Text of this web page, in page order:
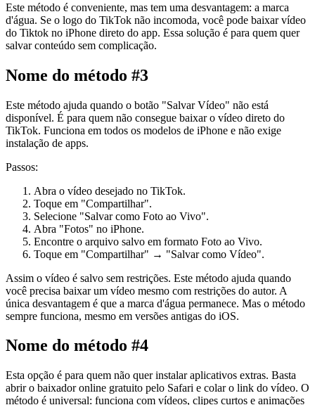
Este método é conveniente, mas tem uma desvantagem: a marca
d'água. Se o logo do TikTok não incomoda, você pode baixar vídeo
do Tiktok no iPhone direto do app. Essa solução é para quem quer
salvar conteúdo sem complicação.
Nome do método #3
Este método ajuda quando o botão "Salvar Vídeo" não está
disponível. É para quem não consegue baixar o vídeo direto do
TikTok. Funciona em todos os modelos de iPhone e não exige
instalação de apps.
Passos:
Abra o vídeo desejado no TikTok.
Toque em "Compartilhar".
Selecione "Salvar como Foto ao Vivo".
Abra "Fotos" no iPhone.
Encontre o arquivo salvo em formato Foto ao Vivo.
Toque em "Compartilhar" → "Salvar como Vídeo".
Assim o vídeo é salvo sem restrições. Este método ajuda quando
você precisa baixar um vídeo mesmo com restrições do autor. A
única desvantagem é que a marca d'água permanece. Mas o método
sempre funciona, mesmo em versões antigas do iOS.
Nome do método #4
Esta opção é para quem não quer instalar aplicativos extras. Basta
abrir o baixador online gratuito pelo Safari e colar o link do vídeo. O
método é universal: funciona com vídeos, clipes curtos e animações